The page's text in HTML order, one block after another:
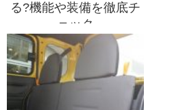
る?機能や装備を徹底チ
ェック